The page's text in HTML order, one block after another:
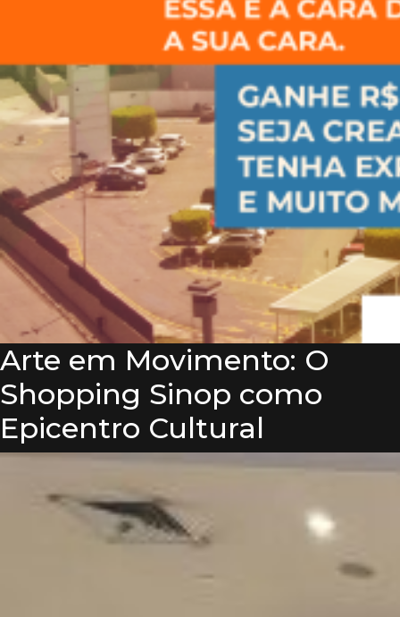
Arte em Movimento: O
Shopping Sinop como
Epicentro Cultural